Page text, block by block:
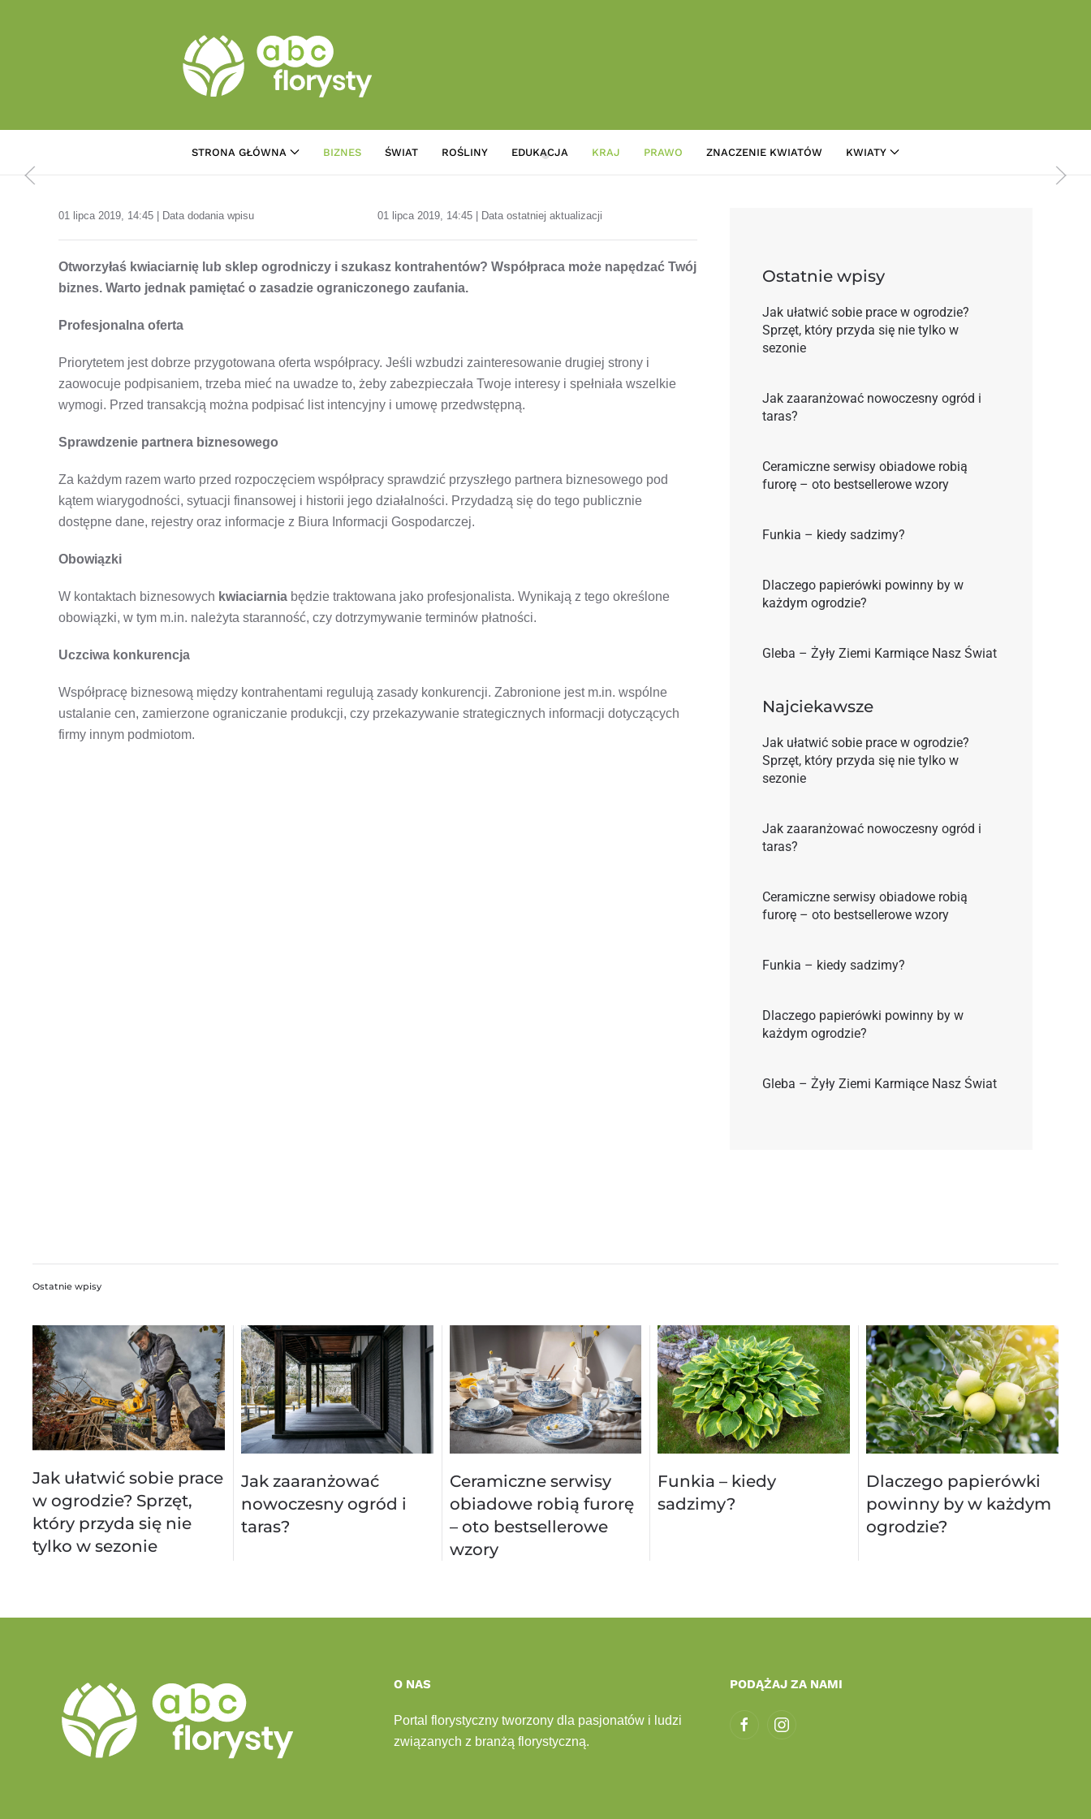
STRONA GŁÓWNA BIZNES ŚWIAT ROŚLINY EDUKACJA KRAJ PRAWO ZNACZENIE KWIATÓW KWIATY
01 lipca 2019, 14:45 | Data dodania wpisu 01 lipca 2019, 14:45 | Data ostatniej aktualizacji
Otworzyłaś kwiaciarnię lub sklep ogrodniczy i szukasz kontrahentów? Współpraca może napędzać Twój
biznes. Warto jednak pamiętać o zasadzie ograniczonego zaufania.
Profesjonalna oferta
Priorytetem jest dobrze przygotowana oferta współpracy. Jeśli wzbudzi zainteresowanie drugiej strony i
zaowocuje podpisaniem, trzeba mieć na uwadze to, żeby zabezpieczała Twoje interesy i spełniała wszelkie
wymogi. Przed transakcją można podpisać list intencyjny i umowę przedwstępną.
Sprawdzenie partnera biznesowego
Za każdym razem warto przed rozpoczęciem współpracy sprawdzić przyszłego partnera biznesowego pod
kątem wiarygodności, sytuacji finansowej i historii jego działalności. Przydadzą się do tego publicznie
dostępne dane, rejestry oraz informacje z Biura Informacji Gospodarczej.
Obowiązki
W kontaktach biznesowych kwiaciarnia będzie traktowana jako profesjonalista. Wynikają z tego określone
obowiązki, w tym m.in. należyta staranność, czy dotrzymywanie terminów płatności.
Uczciwa konkurencja
Współpracę biznesową między kontrahentami regulują zasady konkurencji. Zabronione jest m.in. wspólne
ustalanie cen, zamierzone ograniczanie produkcji, czy przekazywanie strategicznych informacji dotyczących
firmy innym podmiotom.
Ostatnie wpisy
Jak ułatwić sobie prace w ogrodzie?
Sprzęt, który przyda się nie tylko w
sezonie
Jak zaaranżować nowoczesny ogród i
taras?
Ceramiczne serwisy obiadowe robią
furorę – oto bestsellerowe wzory
Funkia – kiedy sadzimy?
Dlaczego papierówki powinny by w
każdym ogrodzie?
Gleba – Żyły Ziemi Karmiące Nasz Świat
Najciekawsze
Jak ułatwić sobie prace w ogrodzie?
Sprzęt, który przyda się nie tylko w
sezonie
Jak zaaranżować nowoczesny ogród i
taras?
Ceramiczne serwisy obiadowe robią
furorę – oto bestsellerowe wzory
Funkia – kiedy sadzimy?
Dlaczego papierówki powinny by w
każdym ogrodzie?
Gleba – Żyły Ziemi Karmiące Nasz Świat
Ostatnie wpisy
Jak ułatwić sobie prace
w ogrodzie? Sprzęt,
który przyda się nie
tylko w sezonie
Jak zaaranżować
nowoczesny ogród i
taras?
Ceramiczne serwisy
obiadowe robią furorę
– oto bestsellerowe
wzory
Funkia – kiedy
sadzimy?
Dlaczego papierówki
powinny by w każdym
ogrodzie?
O NAS
Portal florystyczny tworzony dla pasjonatów i ludzi
związanych z branżą florystyczną.
PODĄŻAJ ZA NAMI